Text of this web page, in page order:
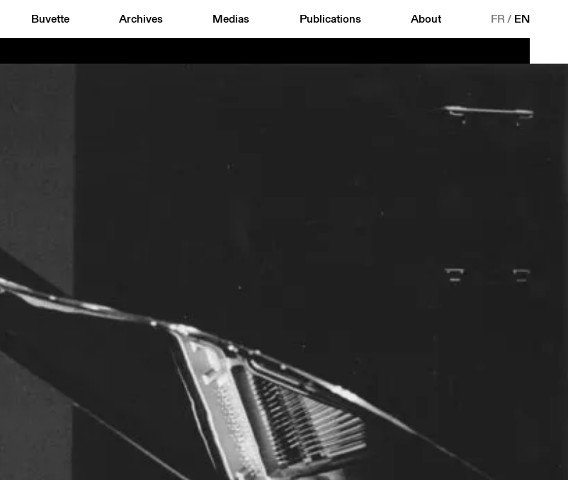
Buvette Archives Medias Publications About FR/ EN